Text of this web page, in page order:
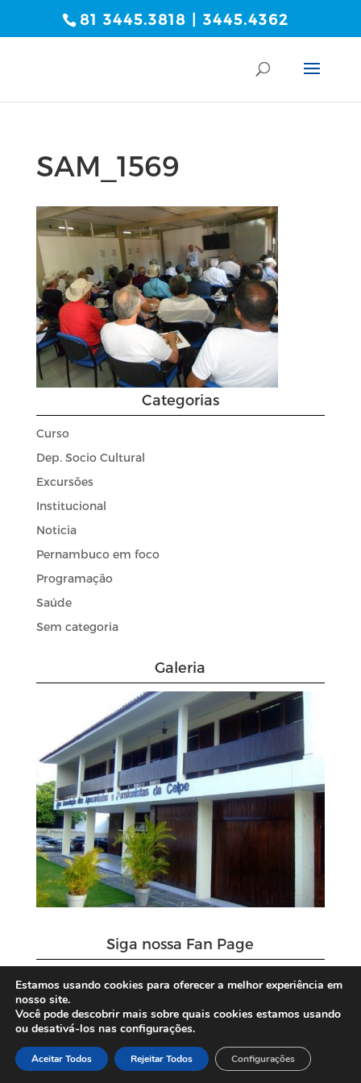
81 3445.3818 | 3445.4362
SAM_1569
Categorias
Curso
Dep. Socio Cultural
Excursões
Institucional
Noticia
Pernambuco em foco
Programação
Saúde
Sem categoria
Galeria
Siga nossa Fan Page
Estamos usando cookies para oferecer a melhor experiência em
nosso site.
Você pode descobrir mais sobre quais cookies estamos usando
ou desativá-los nas configurações.
Aceitar Todos Rejeitar Todos Configurações